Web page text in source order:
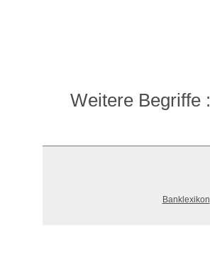
Weitere Begriffe :
Banklexikon